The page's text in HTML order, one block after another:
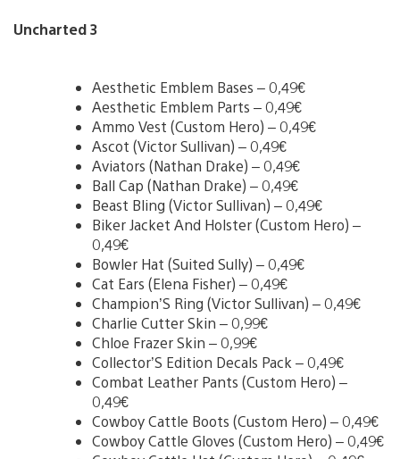
Uncharted 3
Aesthetic Emblem Bases – 0,49€
Aesthetic Emblem Parts – 0,49€
Ammo Vest (Custom Hero) – 0,49€
Ascot (Victor Sullivan) – 0,49€
Aviators (Nathan Drake) – 0,49€
Ball Cap (Nathan Drake) – 0,49€
Beast Bling (Victor Sullivan) – 0,49€
Biker Jacket And Holster (Custom Hero) –
0,49€
Bowler Hat (Suited Sully) – 0,49€
Cat Ears (Elena Fisher) – 0,49€
Champion’S Ring (Victor Sullivan) – 0,49€
Charlie Cutter Skin – 0,99€
Chloe Frazer Skin – 0,99€
Collector’S Edition Decals Pack – 0,49€
Combat Leather Pants (Custom Hero) –
0,49€
Cowboy Cattle Boots (Custom Hero) – 0,49€
Cowboy Cattle Gloves (Custom Hero) – 0,49€